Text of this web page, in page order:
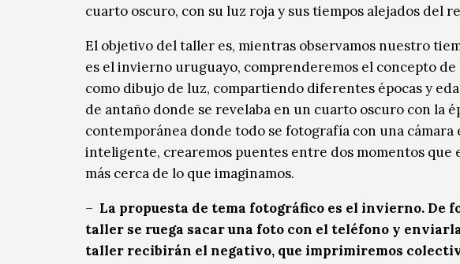
cuarto oscuro, con su luz roja y sus tiempos alejados del
El objetivo del taller es, mientras observamos nuestro
es el invierno uruguayo, comprenderemos el concepto
como dibujo de luz, compartiendo diferentes épocas y
de antaño donde se revelaba en un cuarto oscuro con la
contemporánea donde todo se fotografía con una
inteligente, crearemos puentes entre dos momentos que
más cerca de lo que imaginamos.
– La propuesta de tema fotográfico es el invierno. De
taller se ruega sacar una foto con el teléfono y enviarla
taller recibirán el negativo, que imprimiremos